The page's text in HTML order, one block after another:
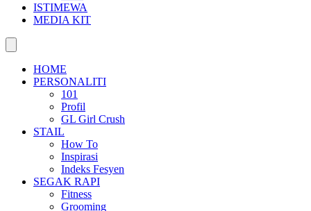
ISTIMEWA
MEDIA KIT
HOME
PERSONALITI
101
Profil
GL Girl Crush
STAIL
How To
Inspirasi
Indeks Fesyen
SEGAK RAPI
Fitness
Grooming